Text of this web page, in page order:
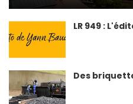
LR 949 :
Des